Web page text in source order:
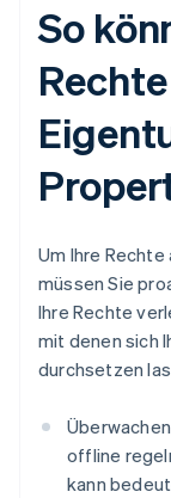
So
Um Ihre
müssen Sie
Ihre Rechte
mit denen sich
durchsetzen
offline
kann